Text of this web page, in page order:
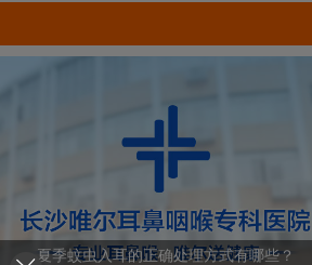
夏季蚊虫入耳的正确处理方式有哪些？